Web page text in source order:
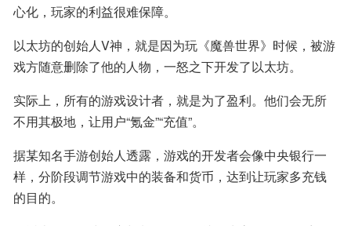
心化，玩家的利益很难保障。
以太坊的创始人V神，就是因为玩《魔兽世界》时候，被游
戏方随意删除了他的人物，一怒之下开发了以太坊。
实际上，所有的游戏设计者，就是为了盈利。他们会无所
不用其极地，让用户“氪金”“充值”。
据某知名手游创始人透露，游戏的开发者会像中央银行一
样，分阶段调节游戏中的装备和货币，达到让玩家多充钱
的目的。